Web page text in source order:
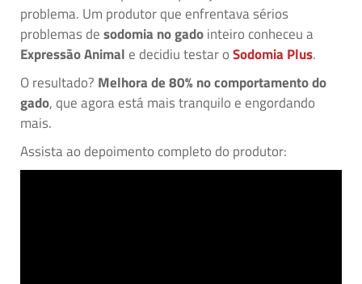
problema. Um produtor que enfrentava sérios
problemas desodomia no gadointeiro conheceu a
Expressão Animal e decidiu testar oSodomia Plus.
O resultado? Melhora de 80% no comportamento do
gado, que agora está mais tranquilo e engordando
mais.
Assista ao depoimento completo do produtor: